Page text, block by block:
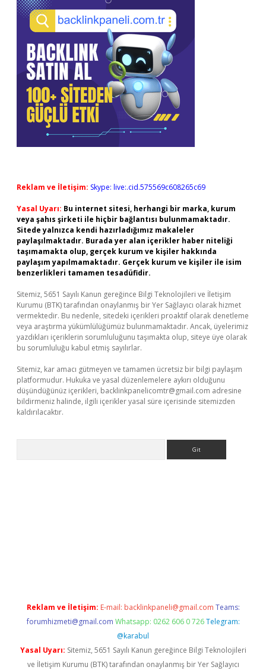
Reklam ve İletişim: Skype: live:.cid.575569c608265c69
Yasal Uyarı: Bu internet sitesi, herhangi bir marka, kurum
veya şahıs şirketi ile hiçbir bağlantısı bulunmamaktadır.
Sitede yalnızca kendi hazırladığımız makaleler
paylaşılmaktadır. Burada yer alan içerikler haber niteliği
taşımamakta olup, gerçek kurum ve kişiler hakkında
paylaşım yapılmamaktadır. Gerçek kurum ve kişiler ile isim
benzerlikleri tamamen tesadüfidir.
Sitemiz, 5651 Sayılı Kanun gereğince Bilgi Teknolojileri ve İletişim
Kurumu (BTK) tarafından onaylanmış bir Yer Sağlayıcı olarak hizmet
vermektedir. Bu nedenle, sitedeki içerikleri proaktif olarak denetleme
veya araştırma yükümlülüğümüz bulunmamaktadır. Ancak, üyelerimiz
yazdıkları içeriklerin sorumluluğunu taşımakta olup, siteye üye olarak
bu sorumluluğu kabul etmiş sayılırlar.
Sitemiz, kar amacı gütmeyen ve tamamen ücretsiz bir bilgi paylaşım
platformudur. Hukuka ve yasal düzenlemelere aykırı olduğunu
düşündüğünüz içerikleri, backlinkpanelicomtr@gmail.com adresine
bildirmeniz halinde, ilgili içerikler yasal süre içerisinde sitemizden
kaldırılacaktır.
Reklam ve İletişim: E-mail: backlinkpaneli@gmail.com Teams:
forumhizmeti@gmail.com Whatsapp: 0262 606 0 726 Telegram:
@karabul
Yasal Uyarı: Sitemiz, 5651 Sayılı Kanun gereğince Bilgi Teknolojileri
ve İletişim Kurumu (BTK) tarafından onaylanmış bir Yer Sağlayıcı